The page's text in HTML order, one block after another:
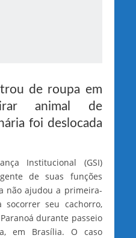
de roupa em
animal de
foi deslocada
Institucional (GSI)
de suas funções
não ajudou a primeira-
seu cachorro,
durante passeio
em Brasília. O caso